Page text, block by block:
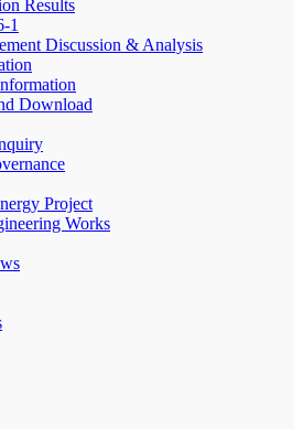
Results
1
Discussion & Analysis
Download
Project
Works